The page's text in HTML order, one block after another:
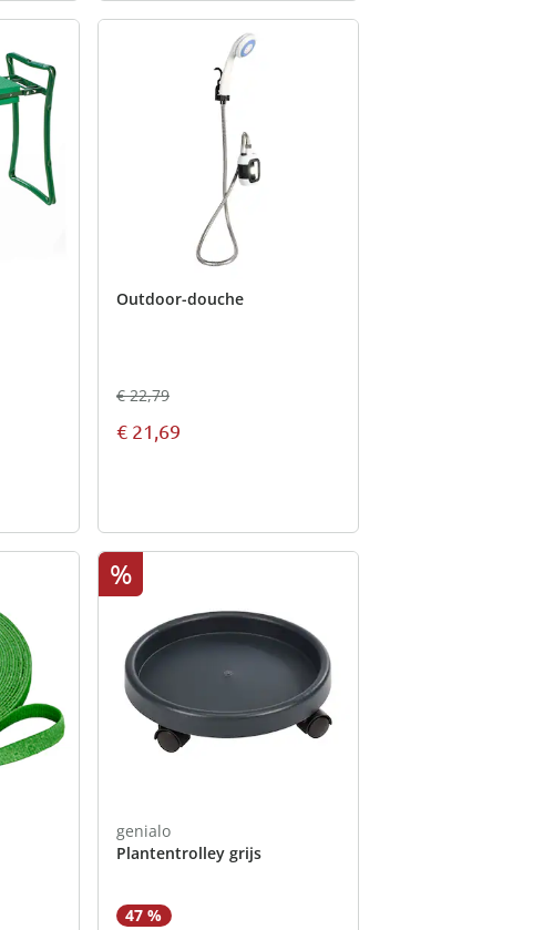
Outdoor-douche
€ 22,79
€ 21,69
%
genialo
Plantentrolley grijs
47 %